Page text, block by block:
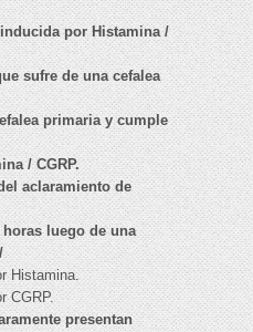
por Histamina /
sufre de una cefalea
primaria y cumple
/ CGRP.
aclaramiento de
horas luego de una
Histamina.
CGRP.
presentan